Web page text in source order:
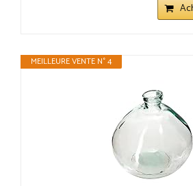
MEILLEURE VENTE N° 4